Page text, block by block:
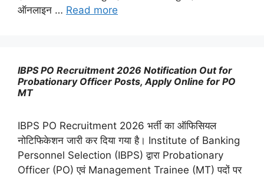
ऑनलाइन … Read more
IBPS PO Recruitment 2026 Notification Out for
Probationary Officer Posts, Apply Online for PO
MT
IBPS PO Recruitment 2026 भर्ती का ऑफिसियल
नोटिफिकेशन जारी कर दिया गया है। Institute of Banking
Personnel Selection (IBPS) द्वारा Probationary
Officer (PO) एवं Management Trainee (MT) पदों पर